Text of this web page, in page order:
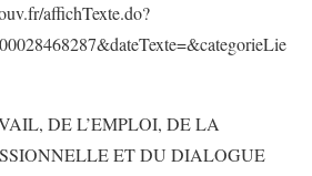
affichTexte.do?
DE L’EMPLOI, DE LA
ET DU DIALOGUE